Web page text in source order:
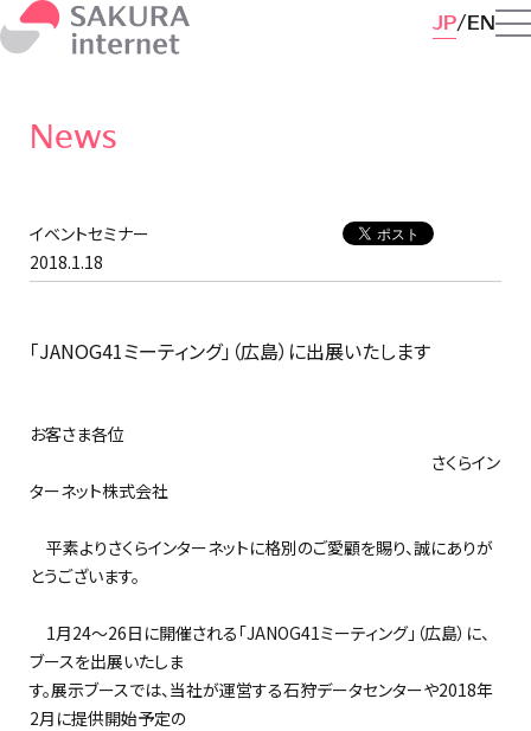
JP EN
News
イベントセミナー
2018.1.18
「JANOG41ミーティング」（広島）に出展いたします
お客さま各位
さくらイン
ターネット株式会社
平素よりさくらインターネットに格別のご愛顧を賜り、誠にありが
とうございます。
1月24～26日に開催される「JANOG41ミーティング」（広島）に、
ブースを出展いたしま
す。展示ブースでは、当社が運営する石狩データセンターや2018年
2月に提供開始予定の